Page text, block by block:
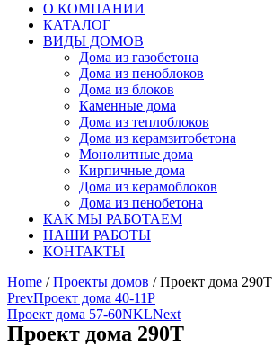
О КОМПАНИИ
КАТАЛОГ
ВИДЫ ДОМОВ
Дома из газобетона
Дома из пеноблоков
Дома из блоков
Каменные дома
Дома из теплоблоков
Дома из керамзитобетона
Монолитные дома
Кирпичные дома
Дома из керамоблоков
Дома из пенобетона
КАК МЫ РАБОТАЕМ
НАШИ РАБОТЫ
КОНТАКТЫ
Home /Проекты домов / Проект дома 290T
PrevПроект дома 40-11P
Проект дома 57-60NKLNext
Проект дома 290T